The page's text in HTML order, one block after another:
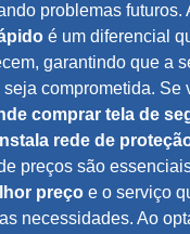
problemas futuros.
é um diferencial
garantindo que a
comprometida. Se
comprar tela de
rede de
preços são
preço e o serviço
necessidades. Ao